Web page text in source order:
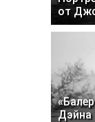
от
Дэйна